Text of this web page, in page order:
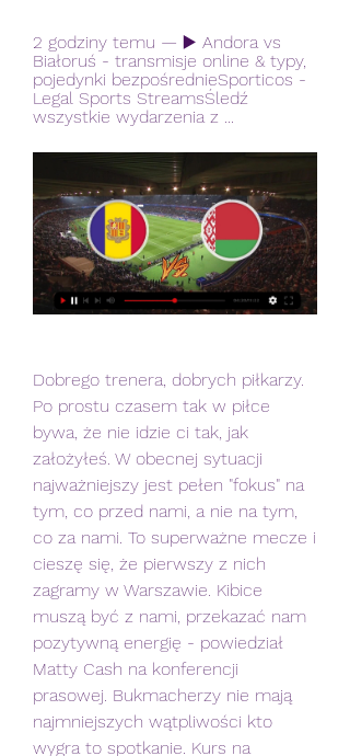
2 godziny temu — ▶️ Andora vs
Białoruś - transmisje online & typy,
pojedynki bezpośrednieSporticos -
Legal Sports StreamsŚledź
wszystkie wydarzenia z ...
Dobrego trenera, dobrych piłkarzy.
Po prostu czasem tak w piłce
bywa, że nie idzie ci tak, jak
założyłeś. W obecnej sytuacji
najważniejszy jest pełen "fokus" na
tym, co przed nami, a nie na tym,
co za nami. To superważne mecze i
cieszę się, że pierwszy z nich
zagramy w Warszawie. Kibice
muszą być z nami, przekazać nam
pozytywną energię - powiedział
Matty Cash na konferencji
prasowej. Bukmacherzy nie mają
najmniejszych wątpliwości kto
wygra to spotkanie. Kurs na